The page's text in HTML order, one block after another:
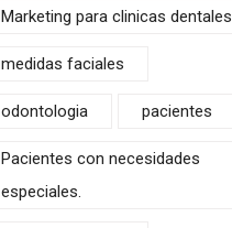
Marketing para clinicas dentales
medidas faciales
odontologia pacientes
Pacientes con necesidades
especiales.